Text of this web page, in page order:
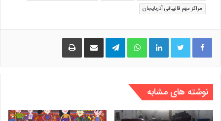
مراکز مهم قالیبافی آذربایجان
لینکدین واتس آپ تلگرام اشتراک گذاری از طریق ایمیل
نوشته های مشابه